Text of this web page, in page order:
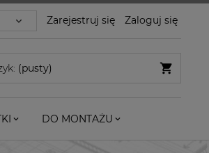
Zarejestruj się Zaloguj się
(pusty)
DO MONTAŻU